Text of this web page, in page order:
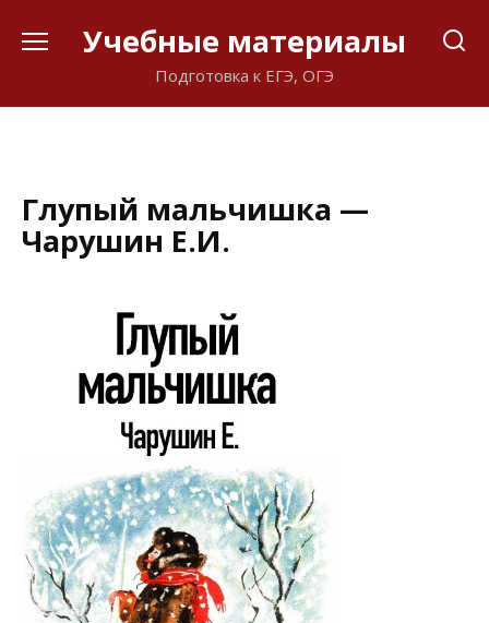
Учебные материалы
Подготовка к ЕГЭ, ОГЭ
Глупый мальчишка —
Чарушин Е.И.